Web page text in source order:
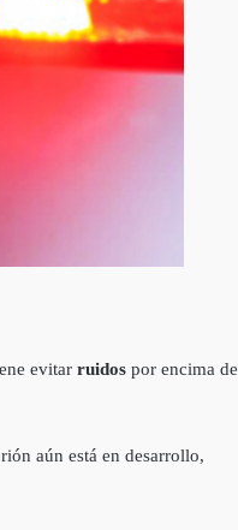
evitar ruidos por encima de
aún está en desarrollo,